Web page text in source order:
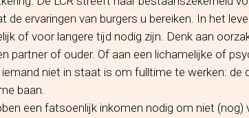
de ervaringen van burgers u bereiken. In het
of voor langere tijd nodig zijn. Denk aan
partner of ouder. Of aan een lichamelijke of
niet in staat is om fulltime te werken: de
baan.
een fatsoenlijk inkomen nodig om niet (nog)